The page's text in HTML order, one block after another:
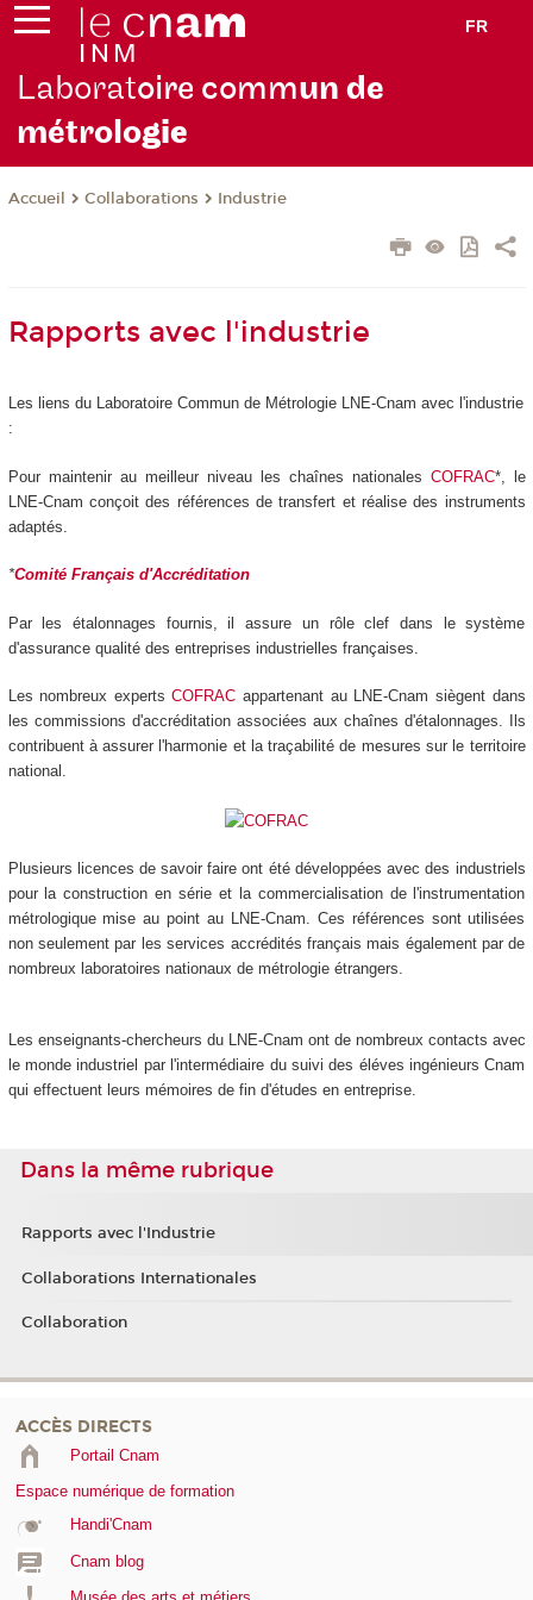
FR
Laboratoire commun de
métrologie
Accueil Collaborations Industrie
Rapports avec l'industrie
Les liens du Laboratoire Commun de Métrologie LNE-Cnam avec l'industrie
:
Pour maintenir au meilleur niveau les chaînes nationales COFRAC*, le
LNE-Cnam conçoit des références de transfert et réalise des instruments
adaptés.
*Comité Français d'Accréditation
Par les étalonnages fournis, il assure un rôle clef dans le système
d'assurance qualité des entreprises industrielles françaises.
Les nombreux expertsCOFRAC appartenant au LNE-Cnam siègent dans
les commissions d'accréditation associées aux chaînes d'étalonnages. Ils
contribuent à assurer l'harmonie et la traçabilité de mesures sur le territoire
national.
Plusieurs licences de savoir faire ont été développées avec des industriels
pour la construction en série et la commercialisation de l'instrumentation
métrologique mise au point au LNE-Cnam. Ces références sont utilisées
non seulement par les services accrédités français mais également par de
nombreux laboratoires nationaux de métrologie étrangers.
Les enseignants-chercheurs du LNE-Cnam ont de nombreux contacts avec
le monde industriel par l'intermédiaire du suivi des éléves ingénieurs Cnam
qui effectuent leurs mémoires de fin d'études en entreprise.
Dans la même rubrique
Rapports avec l'Industrie
Collaborations Internationales
Collaboration
ACCÈS DIRECTS
Portail Cnam
Espace numérique de formation
Handi'Cnam
Cnam blog